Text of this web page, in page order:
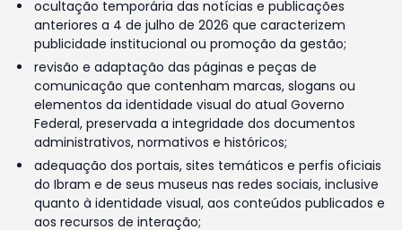
ocultação temporária das notícias e publicações
anteriores a 4 de julho de 2026 que caracterizem
publicidade institucional ou promoção da gestão;
revisão e adaptação das páginas e peças de
comunicação que contenham marcas, slogans ou
elementos da identidade visual do atual Governo
Federal, preservada a integridade dos documentos
administrativos, normativos e históricos;
adequação dos portais, sites temáticos e perfis oficiais
do Ibram e de seus museus nas redes sociais, inclusive
quanto à identidade visual, aos conteúdos publicados e
aos recursos de interação;